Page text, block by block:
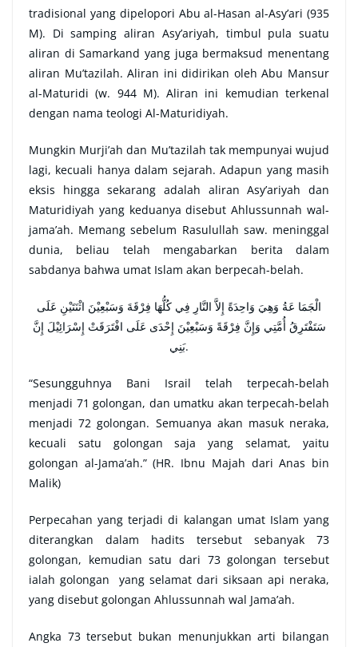
tradisional yang dipelopori Abu al-Hasan al-Asy’ari (935
M). Di samping aliran Asy’ariyah, timbul pula suatu
aliran di Samarkand yang juga bermaksud menentang
aliran Mu’tazilah. Aliran ini didirikan oleh Abu Mansur
al-Maturidi (w. 944 M). Aliran ini kemudian terkenal
dengan nama teologi Al-Maturidiyah.
Mungkin Murji’ah dan Mu’tazilah tak mempunyai wujud
lagi, kecuali hanya dalam sejarah. Adapun yang masih
eksis hingga sekarang adalah aliran Asy’ariyah dan
Maturidiyah yang keduanya disebut Ahlussunnah wal-
jama’ah. Memang sebelum Rasulullah saw. meninggal
dunia, beliau telah mengabarkan berita dalam
sabdanya bahwa umat Islam akan berpecah-belah.
الْجَمَا عَةُ وَهِيَ وَاحِدَةً إِلاَّ النَّارِ فِي كُلُّهَا فِرْقَةَ وَسَبْعِيْنَ اثْنَتَيْنِ عَلَى
سَتَفْتَرِقُ أُمَّتِي وَإِنَّ فِرْقَةً وَسَبْعِيْنَ إِحْدَى عَلَى افْتَرَقَتْ إِسْرَائِيْلَ إِنَّ
بَنِي.
“Sesungguhnya Bani Israil telah terpecah-belah
menjadi 71 golongan, dan umatku akan terpecah-belah
menjadi 72 golongan. Semuanya akan masuk neraka,
kecuali satu golongan saja yang selamat, yaitu
golongan al-Jama’ah.” (HR. Ibnu Majah dari Anas bin
Malik)
Perpecahan yang terjadi di kalangan umat Islam yang
diterangkan dalam hadits tersebut sebanyak 73
golongan, kemudian satu dari 73 golongan tersebut
ialah golongan yang selamat dari siksaan api neraka,
yang disebut golongan Ahlussunnah wal Jama’ah.
Angka 73 tersebut bukan menunjukkan arti bilangan